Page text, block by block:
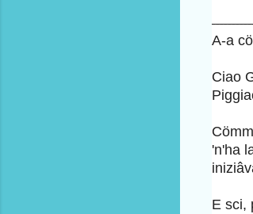
A-a
Ciao
'n'ha
E sci,